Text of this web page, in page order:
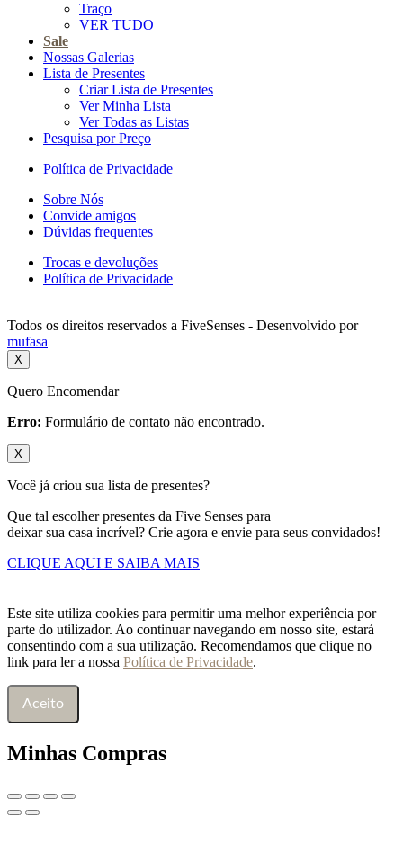
Traço
VER TUDO
Sale
Nossas Galerias
Lista de Presentes
Criar Lista de Presentes
Ver Minha Lista
Ver Todas as Listas
Pesquisa por Preço
Política de Privacidade
Sobre Nós
Convide amigos
Dúvidas frequentes
Trocas e devoluções
Política de Privacidade
Todos os direitos reservados a FiveSenses - Desenvolvido por
mufasa
X
Quero Encomendar
Erro: Formulário de contato não encontrado.
X
Você já criou sua lista de presentes?
Que tal escolher presentes da Five Senses para
deixar sua casa incrível? Crie agora e envie para seus convidados!
CLIQUE AQUI E SAIBA MAIS
Este site utiliza cookies para permitir uma melhor experiência por
parte do utilizador. Ao continuar navegando em nosso site, estará
consentindo com a sua utilização. Recomendamos que clique no
link para ler a nossa Política de Privacidade.
Aceito
Minhas Compras